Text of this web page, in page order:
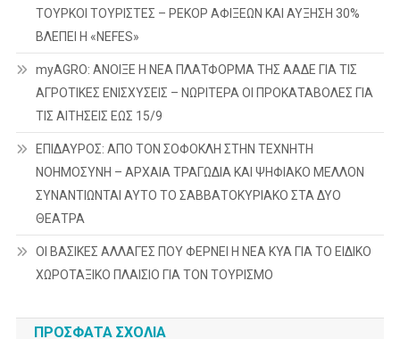
ΤΟΥΡΚΟΙ ΤΟΥΡΙΣΤΕΣ – ΡΕΚΟΡ ΑΦΙΞΕΩΝ ΚΑΙ ΑΥΞΗΣΗ 30%
ΒΛΕΠΕΙ Η «NEFES»
myAGRO: ΑΝΟΙΞΕ Η ΝΕΑ ΠΛΑΤΦΟΡΜΑ ΤΗΣ ΑΑΔΕ ΓΙΑ ΤΙΣ
ΑΓΡΟΤΙΚΕΣ ΕΝΙΣΧΥΣΕΙΣ – ΝΩΡΙΤΕΡΑ ΟΙ ΠΡΟΚΑΤΑΒΟΛΕΣ ΓΙΑ
ΤΙΣ ΑΙΤΗΣΕΙΣ ΕΩΣ 15/9
ΕΠΙΔΑΥΡΟΣ: ΑΠΟ ΤΟΝ ΣΟΦΟΚΛΗ ΣΤΗΝ ΤΕΧΝΗΤΗ
ΝΟΗΜΟΣΥΝΗ – ΑΡΧΑΙΑ ΤΡΑΓΩΔΙΑ ΚΑΙ ΨΗΦΙΑΚΟ ΜΕΛΛΟΝ
ΣΥΝΑΝΤΙΩΝΤΑΙ ΑΥΤΟ ΤΟ ΣΑΒΒΑΤΟΚΥΡΙΑΚΟ ΣΤΑ ΔΥΟ
ΘΕΑΤΡΑ
ΟΙ ΒΑΣΙΚΕΣ ΑΛΛΑΓΕΣ ΠΟΥ ΦΕΡΝΕΙ Η ΝΕΑ ΚΥΑ ΓΙΑ ΤΟ ΕΙΔΙΚΟ
ΧΩΡΟΤΑΞΙΚΟ ΠΛΑΙΣΙΟ ΓΙΑ ΤΟΝ ΤΟΥΡΙΣΜΟ
ΠΡΌΣΦΑΤΑ ΣΧΌΛΙΑ